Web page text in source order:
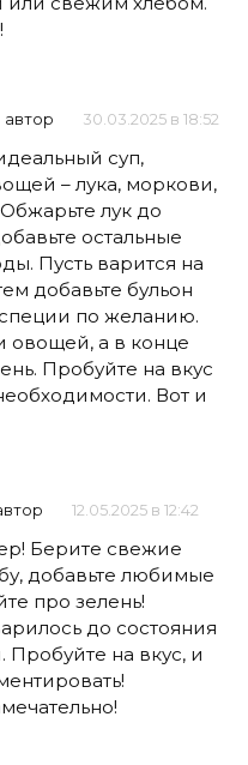
автор 30.03.2025 в 18:52
суп,
– лука, моркови,
лук до
остальные
Пусть варится на
добавьте бульон
по желанию.
овощей, а в конце
Пробуйте на вкус
Вот и
12.05.2025 в 12:42
Берите свежие
добавьте любимые
про зелень!
до состояния
Пробуйте на вкус, и